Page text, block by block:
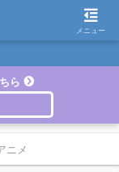
ら
ニメ
メニュー